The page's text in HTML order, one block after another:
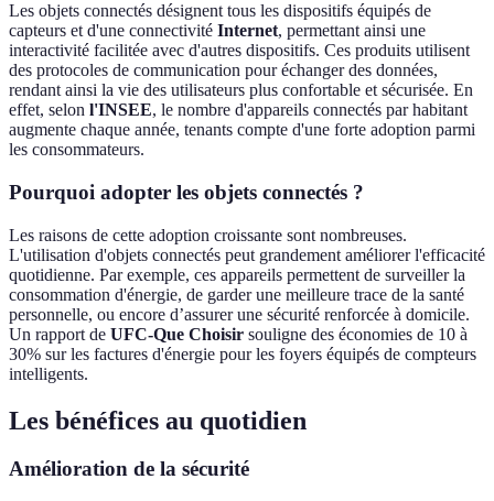
Les objets connectés désignent tous les dispositifs équipés de
capteurs et d'une connectivité Internet, permettant ainsi une
interactivité facilitée avec d'autres dispositifs. Ces produits utilisent
des protocoles de communication pour échanger des données,
rendant ainsi la vie des utilisateurs plus confortable et sécurisée. En
effet, selon l'INSEE, le nombre d'appareils connectés par habitant
augmente chaque année, tenants compte d'une forte adoption parmi
les consommateurs.
Pourquoi adopter les objets connectés ?
Les raisons de cette adoption croissante sont nombreuses.
L'utilisation d'objets connectés peut grandement améliorer l'efficacité
quotidienne. Par exemple, ces appareils permettent de surveiller la
consommation d'énergie, de garder une meilleure trace de la santé
personnelle, ou encore d’assurer une sécurité renforcée à domicile.
Un rapport de UFC-Que Choisir souligne des économies de 10 à
30% sur les factures d'énergie pour les foyers équipés de compteurs
intelligents.
Les bénéfices au quotidien
Amélioration de la sécurité